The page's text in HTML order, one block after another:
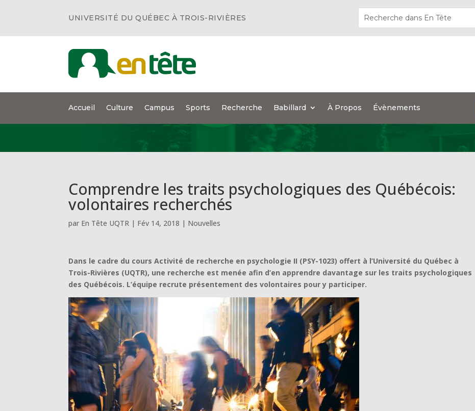
UNIVERSITÉ DU QUÉBEC À TROIS-RIVIÈRES
Accueil Culture Campus Sports Recherche Babillard À Propos Évènements
Comprendre les traits psychologiques des Québécois:
volontaires recherchés
par En Tête UQTR | Fév 14, 2018 | Nouvelles
Dans le cadre du cours Activité de recherche en psychologie II (PSY-1023) offert à l’Université du Québec à
Trois-Rivières (UQTR), une recherche est menée afin d’en apprendre davantage sur les traits psychologiques
des Québécois. L’équipe recrute présentement des volontaires pour y participer.